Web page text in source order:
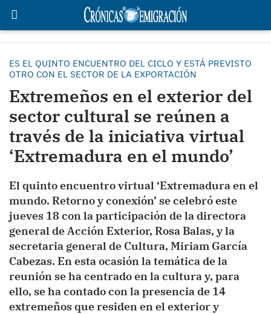
ES EL QUINTO ENCUENTRO DEL CICLO Y ESTÁ PREVISTO
OTRO CON EL SECTOR DE LA EXPORTACIÓN
Extremeños en el exterior del
sector cultural se reúnen a
través de la iniciativa virtual
‘Extremadura en el mundo’
El quinto encuentro virtual ‘Extremadura en el
mundo. Retorno y conexión’ se celebró este
jueves 18 con la participación de la directora
general de Acción Exterior, Rosa Balas, y la
secretaria general de Cultura, Miriam García
Cabezas. En esta ocasión la temática de la
reunión se ha centrado en la cultura y, para
ello, se ha contado con la presencia de 14
extremeños que residen en el exterior y